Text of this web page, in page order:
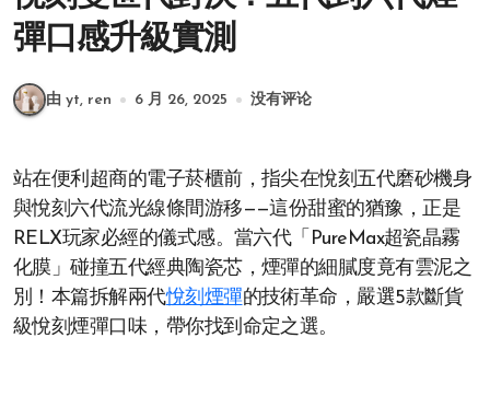
彈口感升級實測
由 yt, ren 6 月 26, 2025 没有评论
站在便利超商的電子菸櫃前，指尖在悅刻五代磨砂機身
與悅刻六代流光線條間游移——這份甜蜜的猶豫，正是
RELX玩家必經的儀式感。當六代「PureMax超瓷晶霧
化膜」碰撞五代經典陶瓷芯，煙彈的細膩度竟有雲泥之
別！本篇拆解兩代悅刻煙彈的技術革命，嚴選5款斷貨
級悅刻煙彈口味，帶你找到命定之選。